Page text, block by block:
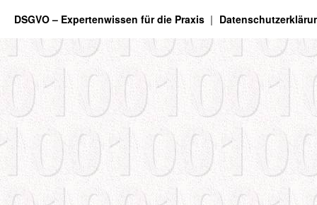
DSGVO – Expertenwissen für die Praxis